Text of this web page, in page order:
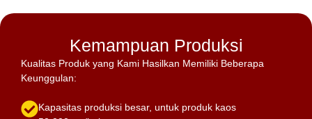
Kemampuan Produksi
Kualitas Produk yang Kami Hasilkan Memiliki Beberapa
Keunggulan:
Kapasitas produksi besar, untuk produk kaos